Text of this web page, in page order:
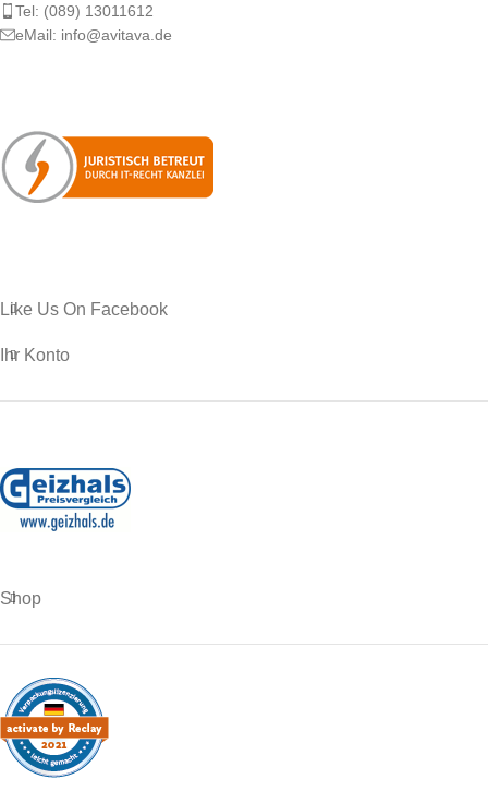
Tel: (089) 13011612
eMail: info@avitava.de
Like Us On Facebook
Ihr Konto
Shop